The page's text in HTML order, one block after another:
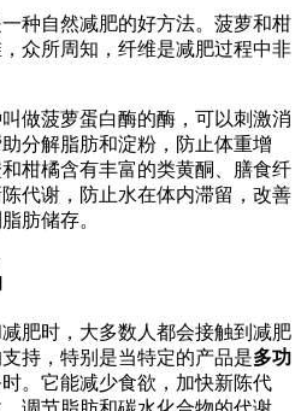
种自然减肥的好方法。菠萝和柑
众所周知，纤维是减肥过程中非
做菠萝蛋白酶的酶，可以刺激消
分解脂肪和淀粉，防止体重增
柑橘含有丰富的类黄酮、膳食纤
代谢，防止水在体内滞留，改善
肪储存。
肥时，大多数人都会接触到减肥
持，特别是当特定的产品是多功
。它能减少食欲，加快新陈代